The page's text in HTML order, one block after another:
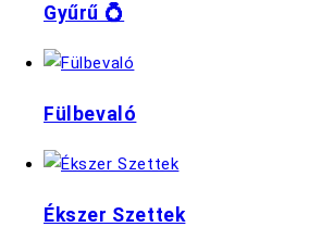
Gyűrű 💍
Fülbevaló
Ékszer Szettek